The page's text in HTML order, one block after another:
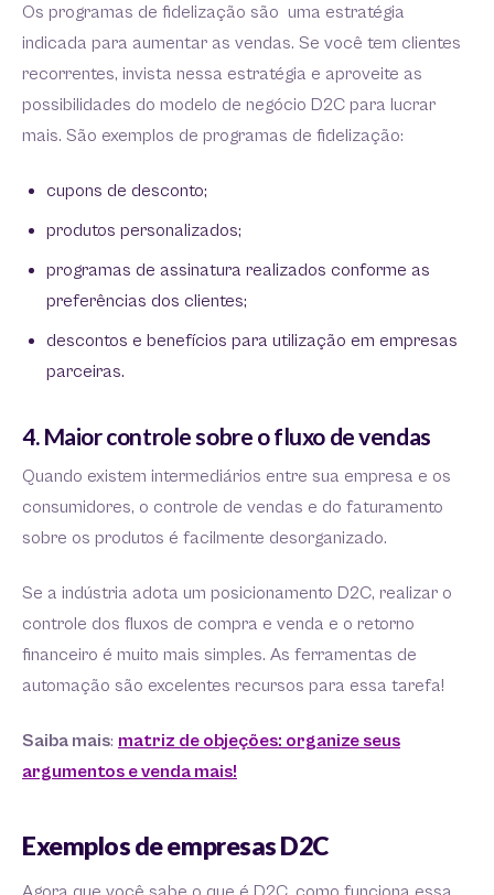
Os programas de fidelização são uma estratégia
indicada para aumentar as vendas. Se você tem clientes
recorrentes, invista nessa estratégia e aproveite as
possibilidades do modelo de negócio D2C para lucrar
mais. São exemplos de programas de fidelização:
cupons de desconto;
produtos personalizados;
programas de assinatura realizados conforme as
preferências dos clientes;
descontos e benefícios para utilização em empresas
parceiras.
4. Maior controle sobre o fluxo de vendas
Quando existem intermediários entre sua empresa e os
consumidores, o controle de vendas e do faturamento
sobre os produtos é facilmente desorganizado.
Se a indústria adota um posicionamento D2C, realizar o
controle dos fluxos de compra e venda e o retorno
financeiro é muito mais simples. As ferramentas de
automação são excelentes recursos para essa tarefa!
Saiba mais: matriz de objeções: organize seus
argumentos e venda mais!
Exemplos de empresas D2C